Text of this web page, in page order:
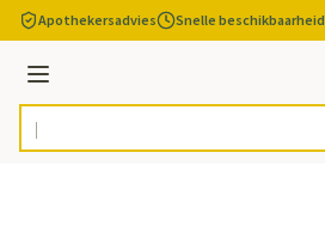
Ga naar de inhoud
Apothekersadvies Snelle beschikbaarheid
Menu
Product, merk, categorie...